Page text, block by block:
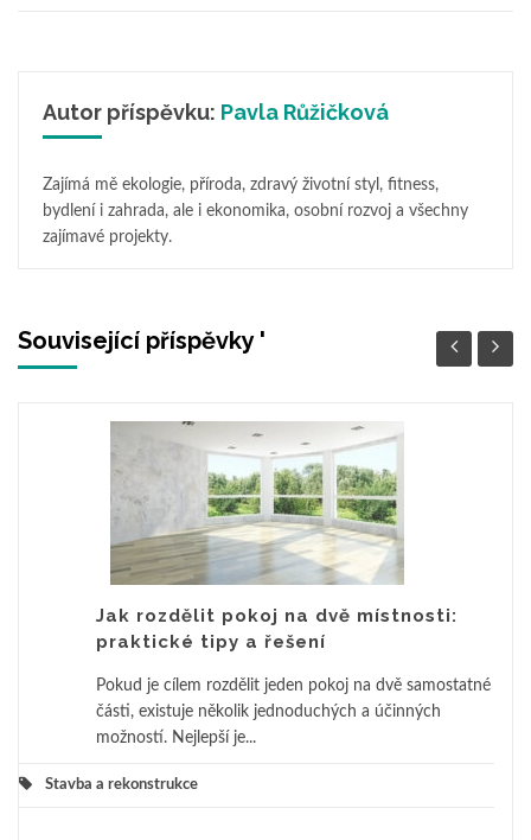
Autor příspěvku: Pavla Růžičková
Zajímá mě ekologie, příroda, zdravý životní styl, fitness,
bydlení i zahrada, ale i ekonomika, osobní rozvoj a všechny
zajímavé projekty.
Související příspěvky '
Jak rozdělit pokoj na dvě místnosti:
praktické tipy a řešení
Pokud je cílem rozdělit jeden pokoj na dvě samostatné
části, existuje několik jednoduchých a účinných
možností. Nejlepší je...
Stavba a rekonstrukce